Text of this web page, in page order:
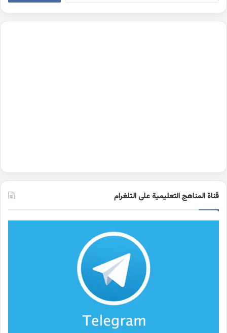
قناة المناهج التعليمية على التلغرام